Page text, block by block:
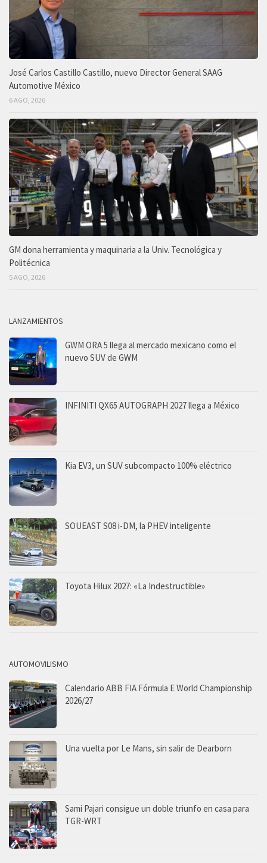
José Carlos Castillo Castillo, nuevo Director General SAAG
Automotive México
6 AGO, 2026
GM dona herramienta y maquinaria a la Univ. Tecnológica y
Politécnica
5 AGO, 2026
LANZAMIENTOS
GWM ORA 5 llega al mercado mexicano como el
nuevo SUV de GWM
INFINITI QX65 AUTOGRAPH 2027 llega a México
Kia EV3, un SUV subcompacto 100% eléctrico
SOUEAST S08 i-DM, la PHEV inteligente
Toyota Hilux 2027: «La Indestructible»
AUTOMOVILISMO
Calendario ABB FIA Fórmula E World Championship
2026/27
Una vuelta por Le Mans, sin salir de Dearborn
Sami Pajari consigue un doble triunfo en casa para
TGR-WRT